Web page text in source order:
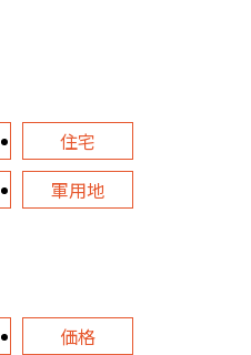
住宅
軍用地
価格